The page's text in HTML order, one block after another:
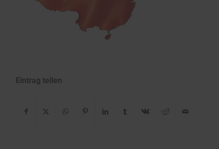
Eintrag teilen